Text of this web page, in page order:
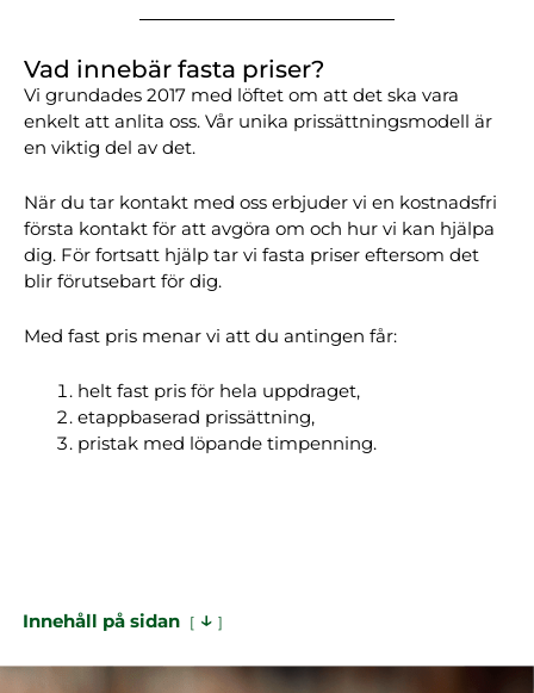
Vad innebär fasta priser?
Vi grundades 2017 med löftet om att det ska vara
enkelt att anlita oss. Vår unika prissättningsmodell är
en viktig del av det.
När du tar kontakt med oss erbjuder vi en kostnadsfri
första kontakt för att avgöra om och hur vi kan hjälpa
dig. För fortsatt hjälp tar vi fasta priser eftersom det
blir förutsebart för dig.
Med fast pris menar vi att du antingen får:
helt fast pris för hela uppdraget,
etappbaserad prissättning,
pristak med löpande timpenning.
Innehåll på sidan ↓